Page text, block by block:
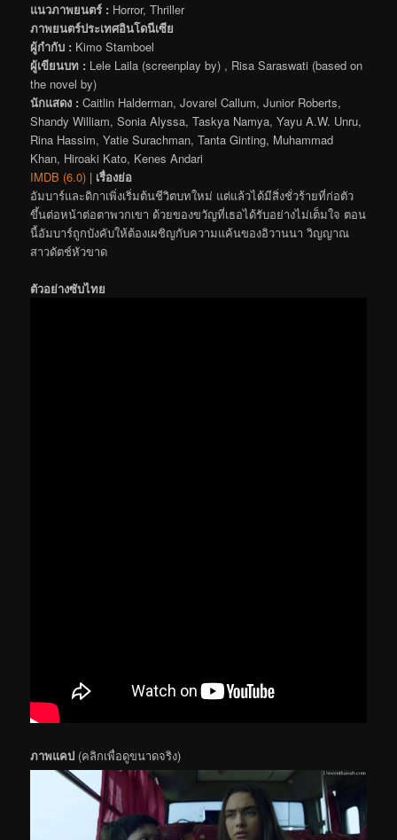
แนวภาพยนตร์ : Horror, Thriller
ภาพยนตร์ประเทศอินโดนีเซีย
ผู้กำกับ : Kimo Stamboel
ผู้เขียนบท : Lele Laila (screenplay by) , Risa Saraswati (based on
the novel by)
นักแสดง : Caitlin Halderman, Jovarel Callum, Junior Roberts,
Shandy William, Sonia Alyssa, Taskya Namya, Yayu A.W. Unru,
Rina Hassim, Yatie Surachman, Tanta Ginting, Muhammad
Khan, Hiroaki Kato, Kenes Andari
IMDB (6.0) | เรื่องย่อ
อัมบาร์และดิกาเพิ่งเริ่มต้นชีวิตบทใหม่ แต่แล้วได้มีสิ่งชั่วร้ายที่ก่อตัว
ขึ้นต่อหน้าต่อตาพวกเขา ด้วยของขวัญที่เธอได้รับอย่างไม่เต็มใจ ตอน
นี้อัมบาร์ถูกบังคับให้ต้องเผชิญกับความแค้นของอิวานนา วิญญาณ
สาวดัตช์หัวขาด
ตัวอย่างซับไทย
ภาพแคป (คลิกเพื่อดูขนาดจริง)